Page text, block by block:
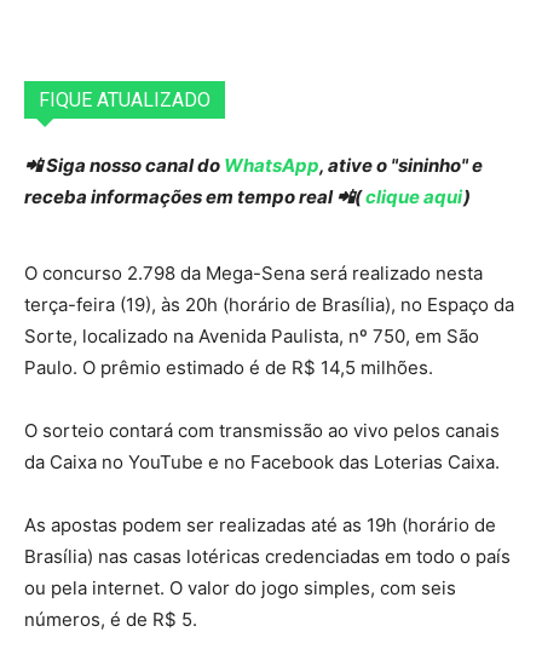
FIQUE ATUALIZADO
📲 Siga nosso canal do WhatsApp, ative o "sininho" e
receba informações em tempo real 📲(clique aqui)
O concurso 2.798 da Mega-Sena será realizado nesta
terça-feira (19), às 20h (horário de Brasília), no Espaço da
Sorte, localizado na Avenida Paulista, nº 750, em São
Paulo. O prêmio estimado é de R$ 14,5 milhões.
O sorteio contará com transmissão ao vivo pelos canais
da Caixa no YouTube e no Facebook das Loterias Caixa.
As apostas podem ser realizadas até as 19h (horário de
Brasília) nas casas lotéricas credenciadas em todo o país
ou pela internet. O valor do jogo simples, com seis
números, é de R$ 5.